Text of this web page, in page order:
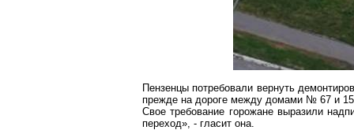
Пензенцы потребовали вернуть
прежде на дороге между домами № 67 и
Свое требование горожане выразили
переход», - гласит она.